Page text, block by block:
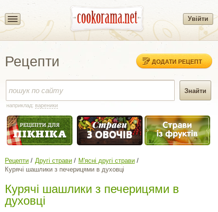
Увійти
Рецепти ДОДАТИ РЕЦЕПТ
наприклад: вареники
Рецепти Другі страви
М'ясні другі страви
Курячі шашлики з печерицями в духовці
Курячі шашлики з печерицями в
духовці